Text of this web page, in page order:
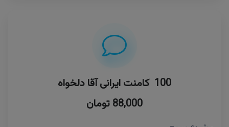
100 کامنت ایرانی آقا دلخواه
88,000 تومان